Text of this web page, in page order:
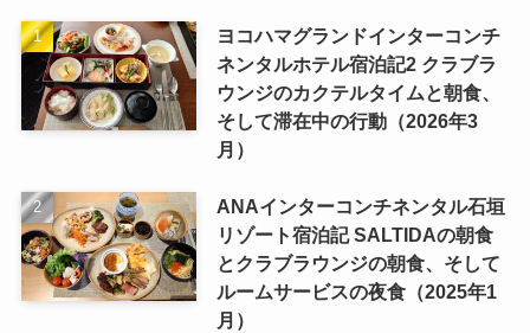
ヨコハマグランドインターコンチ
ネンタルホテル宿泊記2 クラブラ
ウンジのカクテルタイムと朝食、
そして滞在中の行動（2026年3
月）
ANAインターコンチネンタル石垣
リゾート宿泊記 SALTIDAの朝食
とクラブラウンジの朝食、そして
ルームサービスの夜食（2025年1
月）